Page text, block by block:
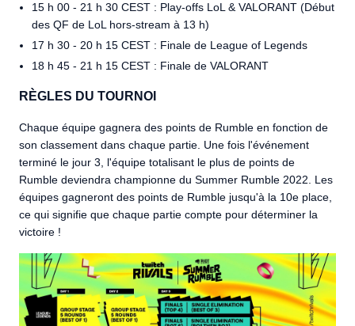
15 h 00 - 21 h 30 CEST : Play-offs LoL & VALORANT (Début
des QF de LoL hors-stream à 13 h)
17 h 30 - 20 h 15 CEST : Finale de League of Legends
18 h 45 - 21 h 15 CEST : Finale de VALORANT
RÈGLES DU TOURNOI
Chaque équipe gagnera des points de Rumble en fonction de
son classement dans chaque partie. Une fois l'événement
terminé le jour 3, l'équipe totalisant le plus de points de
Rumble deviendra championne du Summer Rumble 2022. Les
équipes gagneront des points de Rumble jusqu'à la 10e place,
ce qui signifie que chaque partie compte pour déterminer la
victoire !